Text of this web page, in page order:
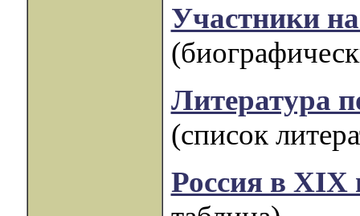
Участники
Литература
(список
Россия в XIX